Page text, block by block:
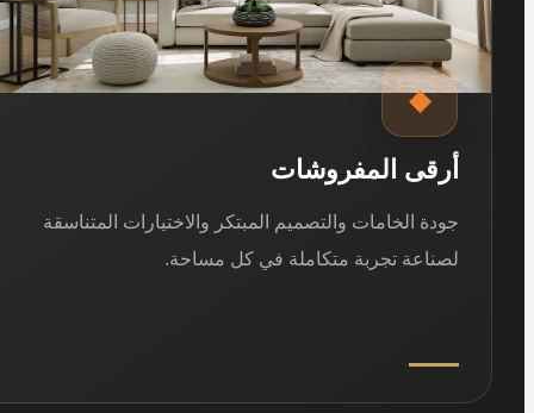
◆
أرقى المفروشات
جودة الخامات والتصميم المبتكر والاختيارات المتناسقة
لصناعة تجربة متكاملة في كل مساحة.